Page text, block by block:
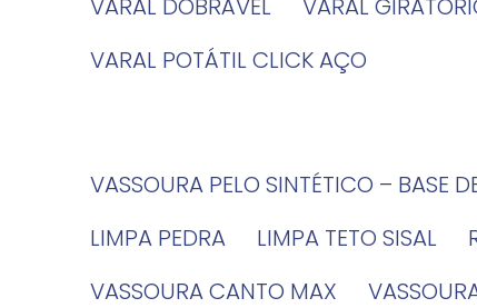
VARAL DOBRÁVEL
VARAL
VARAL POTÁTIL CLICK AÇO
VASSOURA PELO SINTÉTICO – BASE
LIMPA PEDRA
LIMPA TETO SISAL
VASSOURA CANTO MAX